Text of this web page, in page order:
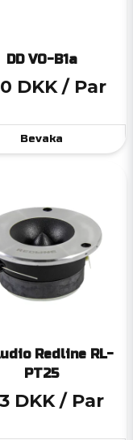
DD VO-B1a
DKK / Par
Bevaka
Redline RL-
PT25
DKK / Par